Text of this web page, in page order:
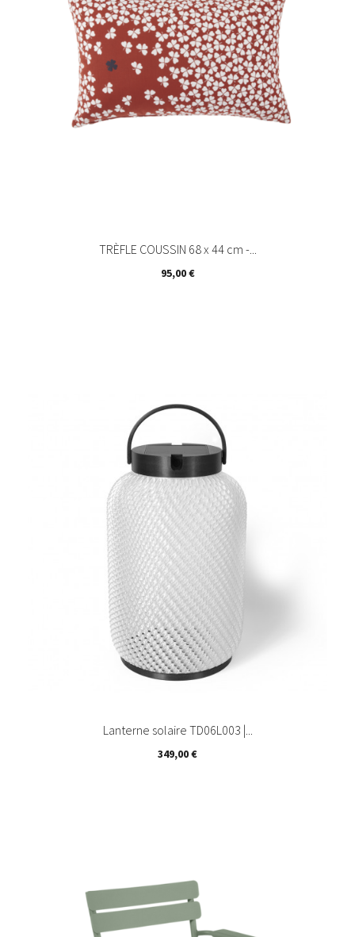
TRÈFLE COUSSIN 68 x 44 cm -...
Prix
95,00 €
Lanterne solaire TD06L003 |...
Prix
349,00 €